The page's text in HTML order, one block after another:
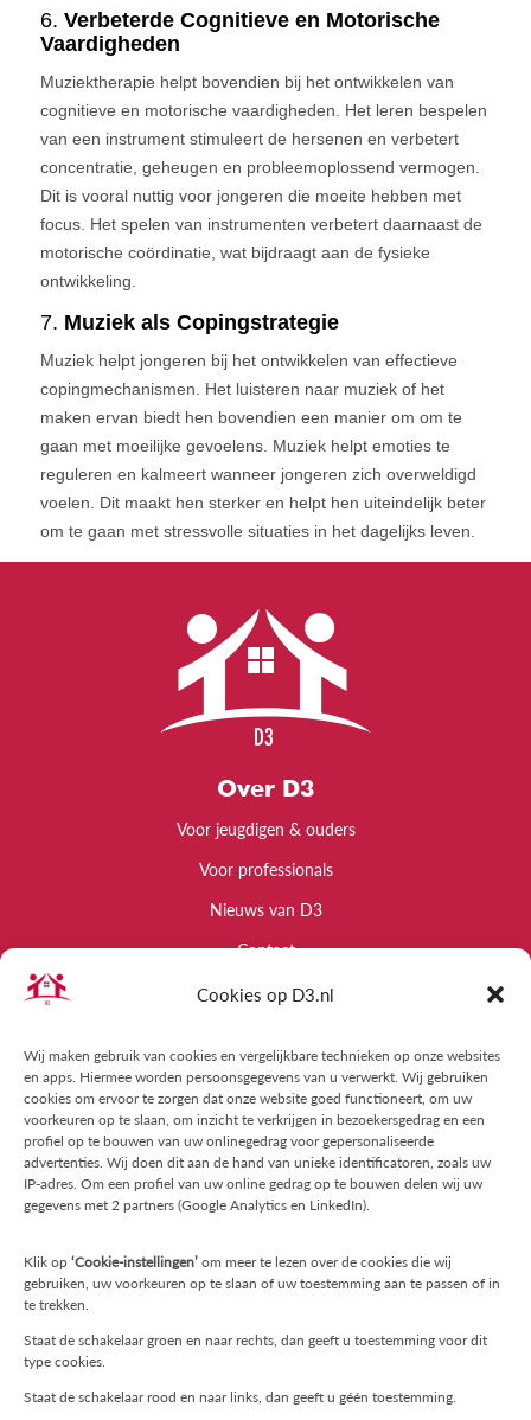
Cookies op D3.nl
Wij maken gebruik van cookies en vergelijkbare technieken op onze websites
en apps. Hiermee worden persoonsgegevens van u verwerkt. Wij gebruiken
cookies om ervoor te zorgen dat onze website goed functioneert, om uw
voorkeuren op te slaan, om inzicht te verkrijgen in bezoekersgedrag en een
profiel op te bouwen van uw onlinegedrag voor gepersonaliseerde
advertenties. Wij doen dit aan de hand van unieke identificatoren, zoals uw
IP-adres. Om een profiel van uw online gedrag op te bouwen delen wij uw
gegevens met 2 partners (Google Analytics en LinkedIn).
Klik op ‘Cookie-instellingen’ om meer te lezen over de cookies die wij
gebruiken, uw voorkeuren op te slaan of uw toestemming aan te passen of in
te trekken.
Staat de schakelaar groen en naar rechts, dan geeft u toestemming voor dit
type cookies.
Staat de schakelaar rood en naar links, dan geeft u géén toestemming.
6. Verbeterde Cognitieve en Motorische
Vaardigheden
Muziektherapie helpt bovendien bij het ontwikkelen van
cognitieve en motorische vaardigheden. Het leren bespelen
van een instrument stimuleert de hersenen en verbetert
concentratie, geheugen en probleemoplossend vermogen.
Dit is vooral nuttig voor jongeren die moeite hebben met
focus. Het spelen van instrumenten verbetert daarnaast de
motorische coördinatie, wat bijdraagt aan de fysieke
ontwikkeling.
7. Muziek als Copingstrategie
Muziek helpt jongeren bij het ontwikkelen van effectieve
copingmechanismen. Het luisteren naar muziek of het
maken ervan biedt hen bovendien een manier om om te
gaan met moeilijke gevoelens. Muziek helpt emoties te
reguleren en kalmeert wanneer jongeren zich overweldigd
voelen. Dit maakt hen sterker en helpt hen uiteindelijk beter
om te gaan met stressvolle situaties in het dagelijks leven.
Over D3
Voor jeugdigen & ouders
Voor professionals
Nieuws van D3
Contact
Raad van commissarissen
Kwaliteit
Algemene Voorwaarden
Privacyregelement
Vertrouwenspersoon
Klachtenprocedure
Klachtenprocedure Trainingen en Workshops
Cookiebeleid (EU)
Contact